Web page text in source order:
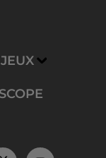
JEUX